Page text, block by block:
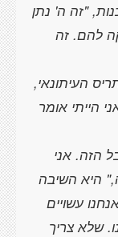
"זה ה' נתן
להם. זה
העיתונאי,
הייתי אומר
הזה. אני
היא השיבה
עשויים
שלא צריך